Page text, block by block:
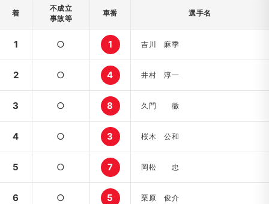
着
不成立
事故等
車番 選手名
1 ○ 1 吉川 麻季
2 ○ 4 井村 淳一
3 ○ 8 久門 徹
4 ○ 3 桜木 公和
5 ○ 7 岡松 忠
6 ○ 5 栗原 俊介